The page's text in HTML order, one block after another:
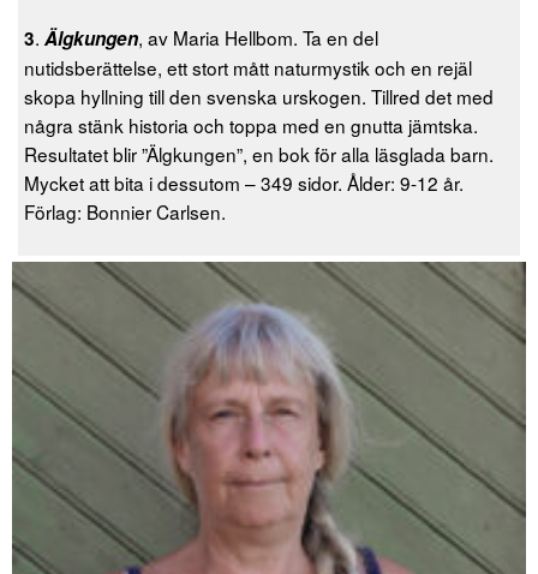
3. Älgkungen, av Maria Hellbom. Ta en del
nutidsberättelse, ett stort mått naturmystik och en rejäl
skopa hyllning till den svenska urskogen. Tillred det med
några stänk historia och toppa med en gnutta jämtska.
Resultatet blir ”Älgkungen”, en bok för alla läsglada barn.
Mycket att bita i dessutom – 349 sidor. Ålder: 9-12 år.
Förlag: Bonnier Carlsen.